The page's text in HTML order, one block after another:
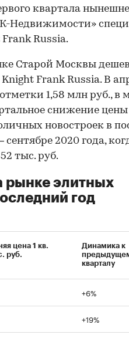
квартала
Недвижимости»
Russia.
Старой Москвы
Frank Russia. В
1,58 млн руб., в
снижение цены
новостроек в
2020 года,
тыс. руб.
рынке элитных
год
цена 1 кв.
руб.
Динамика к
кварталу
+6%
+19%